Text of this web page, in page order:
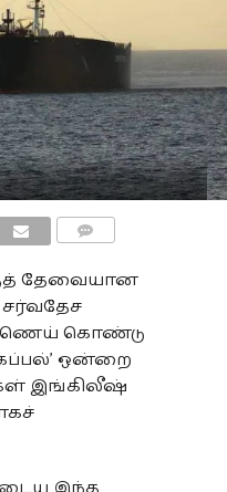
தேவையான
சர்வதேச
கொண்டு
ஒன்றை
இங்கிலீஷ்